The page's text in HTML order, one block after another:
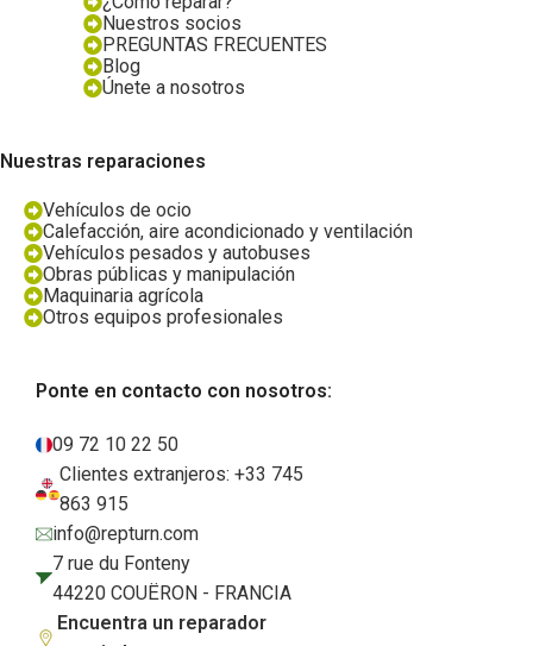
Nuestros socios
PREGUNTAS FRECUENTES
Blog
Únete a nosotros
Nuestras reparaciones
Vehículos de ocio
Calefacción, aire acondicionado y ventilación
Vehículos pesados y autobuses
Obras públicas y manipulación
Maquinaria agrícola
Otros equipos profesionales
Ponte en contacto con nosotros:
09 72 10 22 50
Clientes extranjeros: +33 745
863 915
info@repturn.com
7 rue du Fonteny
44220 COUËRON - FRANCIA
Encuentra un reparador